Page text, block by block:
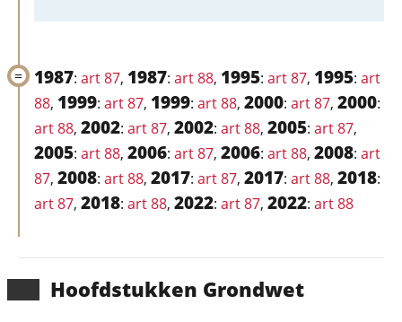
Hoofd­stukken Grondwet
1987: art 87, 1987: art 88, 1995: art 87, 1995: art
88, 1999: art 87, 1999: art 88, 2000: art 87, 2000:
art 88, 2002: art 87, 2002: art 88, 2005: art 87,
2005: art 88, 2006: art 87, 2006: art 88, 2008: art
87, 2008: art 88, 2017: art 87, 2017: art 88, 2018:
art 87, 2018: art 88, 2022: art 87, 2022: art 88